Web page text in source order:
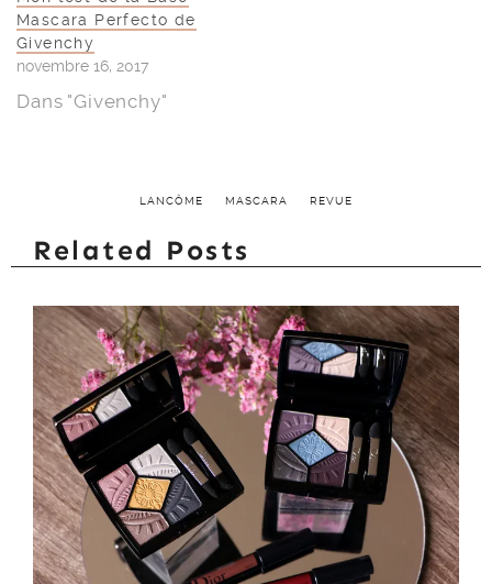
Mascara Perfecto de
Givenchy
novembre 16, 2017
Dans "Givenchy"
LANCÔME MASCARA REVUE
Related Posts